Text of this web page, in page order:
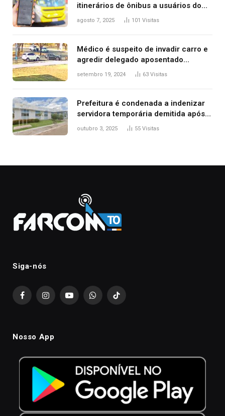
itinerários de ônibus a usuários do
transporte público de Palmas; confira
agosto 7, 2025 101 Visitas
Médico é suspeito de invadir carro e
agredir delegado aposentado
durante confusão no trânsito
setembro 19, 2024 63 Visitas
Prefeitura é condenada a indenizar
servidora temporária demitida após
nascimento da filha
outubro 3, 2025 55 Visitas
Siga-nós
FacebookInstagramYouTubeWhatsAppTikTok
Nosso App